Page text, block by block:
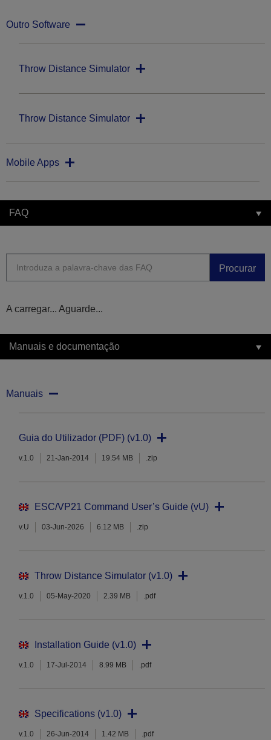
Outro Software
Throw Distance Simulator
Throw Distance Simulator
Mobile Apps
FAQ
Procurar
A carregar... Aguarde...
Manuais e documentação
Manuais
Guia do Utilizador (PDF) (v1.0)
v.1.0 21-Jan-2014 19.54 MB .zip
ESC/VP21 Command User’s Guide (vU)
v.U 03-Jun-2026 6.12 MB .zip
Throw Distance Simulator (v1.0)
v.1.0 05-May-2020 2.39 MB .pdf
Installation Guide (v1.0)
v.1.0 17-Jul-2014 8.99 MB .pdf
Specifications (v1.0)
v.1.0 26-Jun-2014 1.42 MB .pdf